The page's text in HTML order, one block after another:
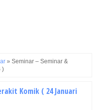
» Seminar – Seminar &
)
Komik ( 24 Januari